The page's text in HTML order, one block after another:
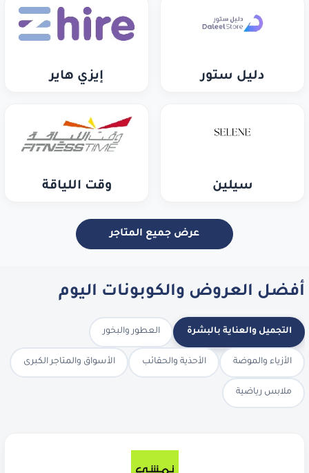
دليل ستور إيزي هاير
سيلين وقت اللياقة
عرض جميع المتاجر
أفضل العروض والكوبونات اليوم
التجميل والعناية بالبشرة العطور والبخور
الأزياء والموضة الأحذية والحقائب الأسواق والمتاجر الكبرى
ملابس رياضية